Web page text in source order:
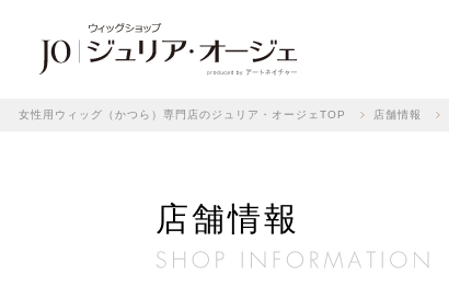
女性用ウィッグ（かつら）専門店のジュリア・オージェTOP 店舗情報
店舗情報